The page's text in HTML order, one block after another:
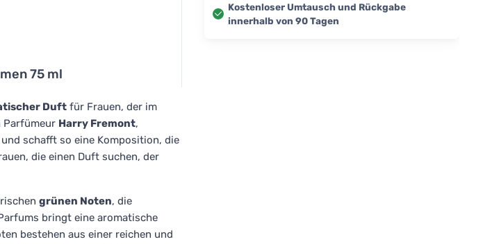
75 ml
Duft für Frauen, der im
Parfümeur Harry Fremont,
schafft so eine Komposition, die
die einen Duft suchen, der
grünen Noten, die
bringt eine aromatische
bestehen aus einer reichen und
Kostenloser Umtausch und Rückgabe
innerhalb von 90 Tagen